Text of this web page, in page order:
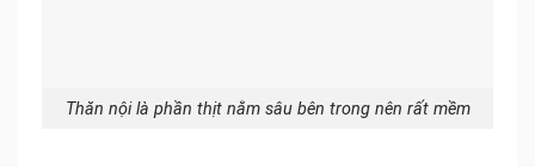
Thăn nội là phần thịt nằm sâu bên trong nên rất mềm